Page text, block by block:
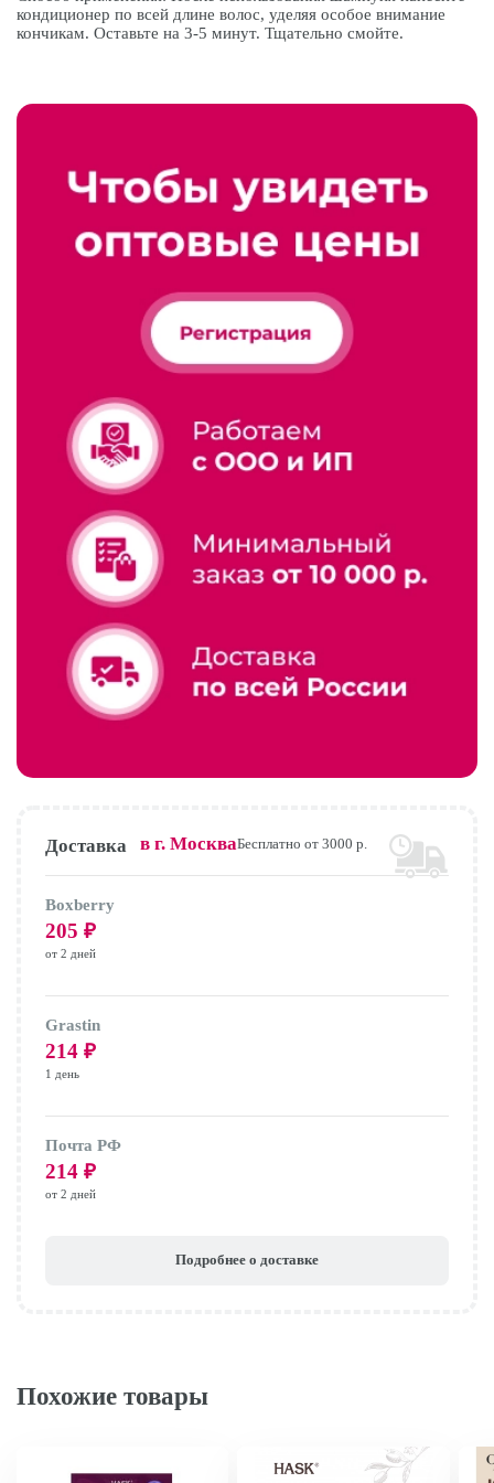
кондиционер по всей длине волос, уделяя особое внимание
кончикам. Оставьте на 3-5 минут. Тщательно смойте.
Доставка в г. МоскваБесплатно от 3000 р.
Boxberry
205 ₽
от 2 дней
Grastin
214 ₽
1 день
Почта РФ
214 ₽
от 2 дней
Подробнее о доставке
Похожие товары